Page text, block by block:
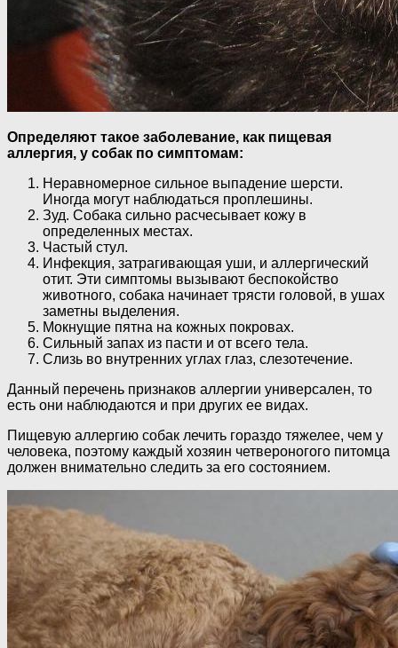
Определяют такое заболевание, как пищевая
аллергия, у собак по симптомам:
Неравномерное сильное выпадение шерсти.
Иногда могут наблюдаться проплешины.
Зуд. Собака сильно расчесывает кожу в
определенных местах.
Частый стул.
Инфекция, затрагивающая уши, и аллергический
отит. Эти симптомы вызывают беспокойство
животного, собака начинает трясти головой, в ушах
заметны выделения.
Мокнущие пятна на кожных покровах.
Сильный запах из пасти и от всего тела.
Слизь во внутренних углах глаз, слезотечение.
Данный перечень признаков аллергии универсален, то
есть они наблюдаются и при других ее видах.
Пищевую аллергию собак лечить гораздо тяжелее, чем у
человека, поэтому каждый хозяин четвероногого питомца
должен внимательно следить за его состоянием.